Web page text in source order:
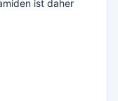
ist daher